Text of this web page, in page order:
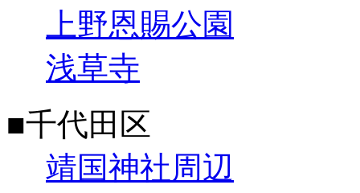
上野恩賜公園
浅草寺
■千代田区
靖国神社周辺